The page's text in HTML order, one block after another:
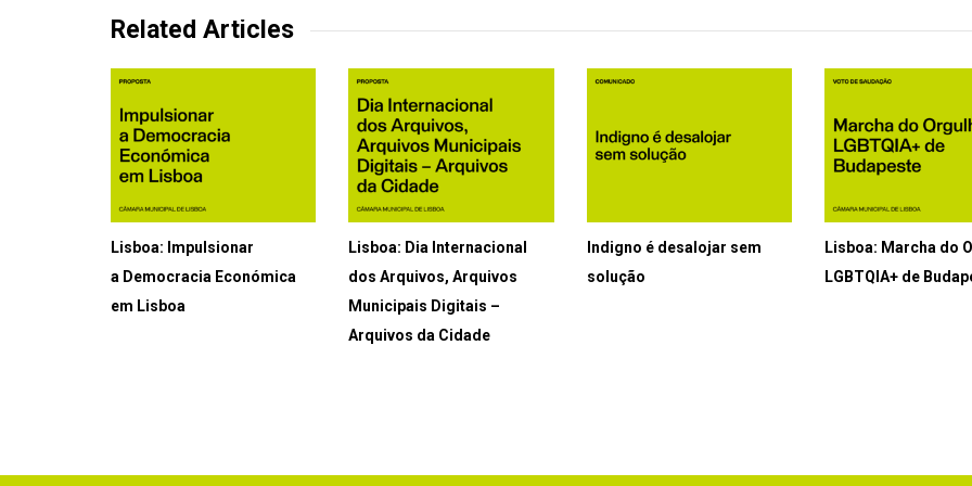
Related Articles
Lisboa: Impulsionar
a Democracia Económica
em Lisboa
Lisboa: Dia Internacional
dos Arquivos, Arquivos
Municipais Digitais –
Arquivos da Cidade
Indigno é desalojar sem
solução
Lisboa: Marcha do
LGBTQIA+ de